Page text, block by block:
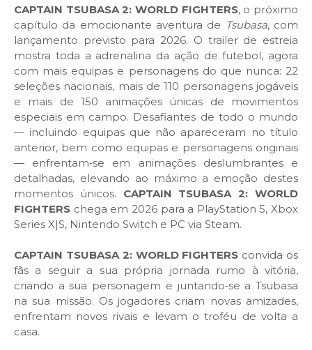
CAPTAIN TSUBASA 2: WORLD FIGHTERS, o próximo
capítulo da emocionante aventura de Tsubasa, com
lançamento previsto para 2026. O trailer de estreia
mostra toda a adrenalina da ação de futebol, agora
com mais equipas e personagens do que nunca: 22
seleções nacionais, mais de 110 personagens jogáveis
e mais de 150 animações únicas de movimentos
especiais em campo. Desafiantes de todo o mundo
— incluindo equipas que não apareceram no título
anterior, bem como equipas e personagens originais
— enfrentam‑se em animações deslumbrantes e
detalhadas, elevando ao máximo a emoção destes
momentos únicos. CAPTAIN TSUBASA 2: WORLD
FIGHTERS chega em 2026 para a PlayStation 5, Xbox
Series X|S, Nintendo Switch e PC via Steam.
CAPTAIN TSUBASA 2: WORLD FIGHTERS convida os
fãs a seguir a sua própria jornada rumo à vitória,
criando a sua personagem e juntando‑se a Tsubasa
na sua missão. Os jogadores criam novas amizades,
enfrentam novos rivais e levam o troféu de volta a
casa.